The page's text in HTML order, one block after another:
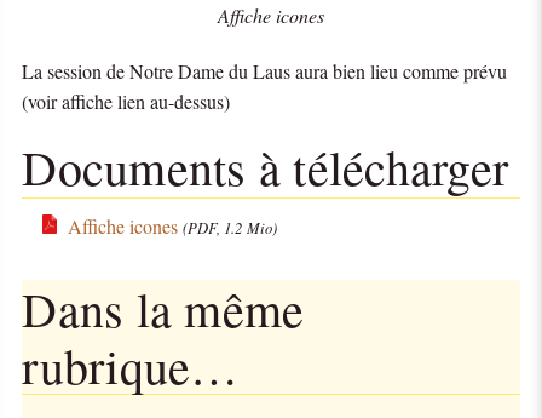
Affiche icones
La session de Notre Dame du Laus aura bien lieu comme prévu
(voir affiche lien au-dessus)
Documents à télécharger
Affiche icones (PDF, 1.2 Mio)
Dans la même
rubrique…